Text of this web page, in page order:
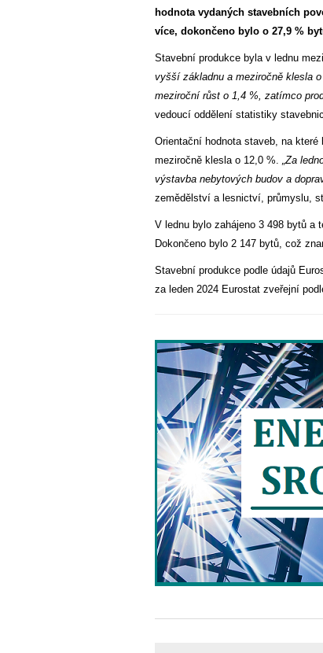
hodnota vydaných stavebních
více, dokončeno bylo o 27,9 %
Stavební produkce byla v lednu
vyšší základnu a meziročně klesla
meziroční růst o 1,4 %, zatímco
vedoucí oddělení statistiky
Orientační hodnota staveb, na
meziročně klesla o 12,0 %. „Za
výstavba nebytových budov a
zemědělství a lesnictví, průmyslu,
V lednu bylo zahájeno 3 498 bytů a
Dokončeno bylo 2 147 bytů, což
Stavební produkce podle údajů
za leden 2024 Eurostat zveřejní